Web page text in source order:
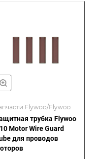
Flywoo/Flywoo
трубка Flywoo
Motor Wire Guard
для проводов